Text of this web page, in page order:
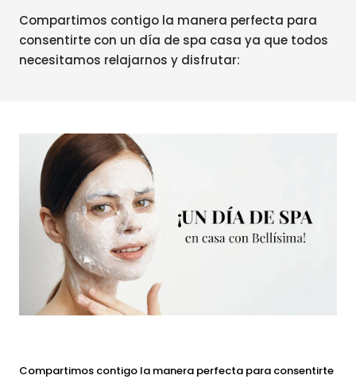
Compartimos contigo la manera perfecta para
consentirte con un día de spa casa ya que todos
necesitamos relajarnos y disfrutar:
Compartimos contigo la manera perfecta para consentirte